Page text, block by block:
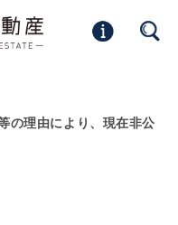
の理由により、現在非公